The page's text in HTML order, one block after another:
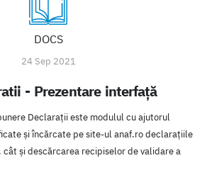
DOCS
24 Sep 2021
- Prezentare interfață
Declarații este modulul cu ajutorul
și încărcate pe site-ul anaf.ro declarațiile
și descărcarea recipiselor de validare a